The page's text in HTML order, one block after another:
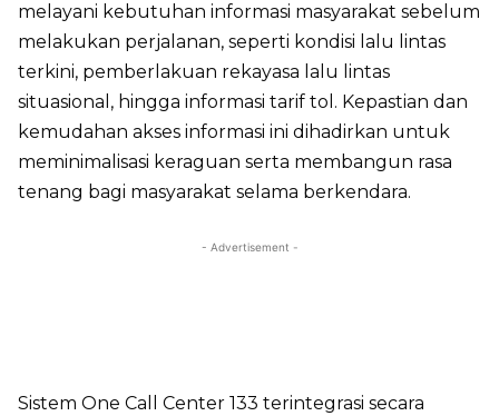
melayani kebutuhan informasi masyarakat sebelum
melakukan perjalanan, seperti kondisi lalu lintas
terkini, pemberlakuan rekayasa lalu lintas
situasional, hingga informasi tarif tol. Kepastian dan
kemudahan akses informasi ini dihadirkan untuk
meminimalisasi keraguan serta membangun rasa
tenang bagi masyarakat selama berkendara.
- Advertisement -
Sistem One Call Center 133 terintegrasi secara